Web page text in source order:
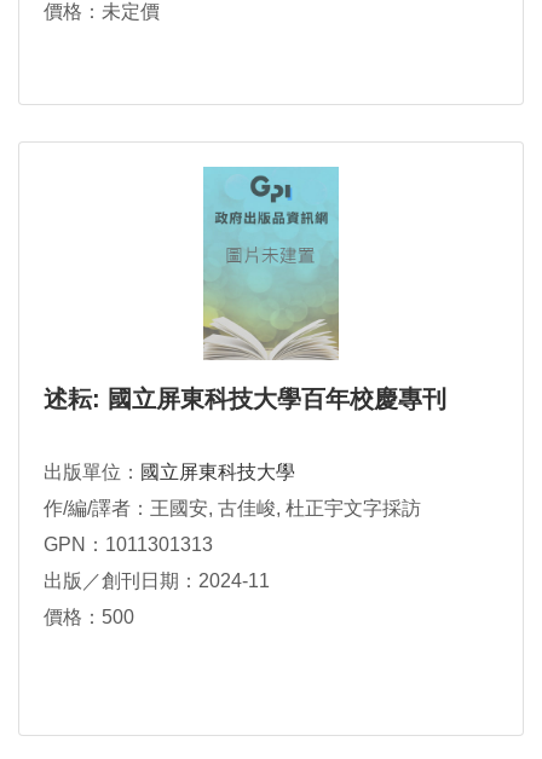
價格：未定價
述耘: 國立屏東科技大學百年校慶專刊
出版單位： 國立屏東科技大學
作/編/譯者：王國安, 古佳峻, 杜正宇文字採訪
GPN：1011301313
出版／創刊日期：2024-11
價格：500